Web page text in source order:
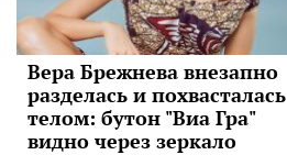
Вера Брежнева внезапно
разделась и похвасталась
телом: бутон "Виа Гра"
видно через зеркало